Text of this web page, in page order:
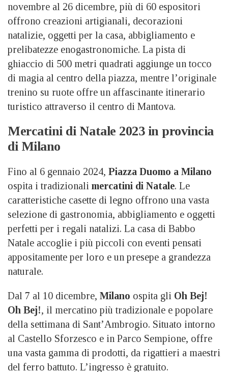
novembre al 26 dicembre, più di 60 espositori
offrono creazioni artigianali, decorazioni
natalizie, oggetti per la casa, abbigliamento e
prelibatezze enogastronomiche. La pista di
ghiaccio di 500 metri quadrati aggiunge un tocco
di magia al centro della piazza, mentre l’originale
trenino su ruote offre un affascinante itinerario
turistico attraverso il centro di Mantova.
Mercatini di Natale 2023 in provincia
di Milano
Fino al 6 gennaio 2024, Piazza Duomo a Milano
ospita i tradizionali mercatini di Natale. Le
caratteristiche casette di legno offrono una vasta
selezione di gastronomia, abbigliamento e oggetti
perfetti per i regali natalizi. La casa di Babbo
Natale accoglie i più piccoli con eventi pensati
appositamente per loro e un presepe a grandezza
naturale.
Dal 7 al 10 dicembre, Milano ospita gli Oh Bej!
Oh Bej!, il mercatino più tradizionale e popolare
della settimana di Sant’Ambrogio. Situato intorno
al Castello Sforzesco e in Parco Sempione, offre
una vasta gamma di prodotti, da rigattieri a maestri
del ferro battuto. L’ingresso è gratuito.